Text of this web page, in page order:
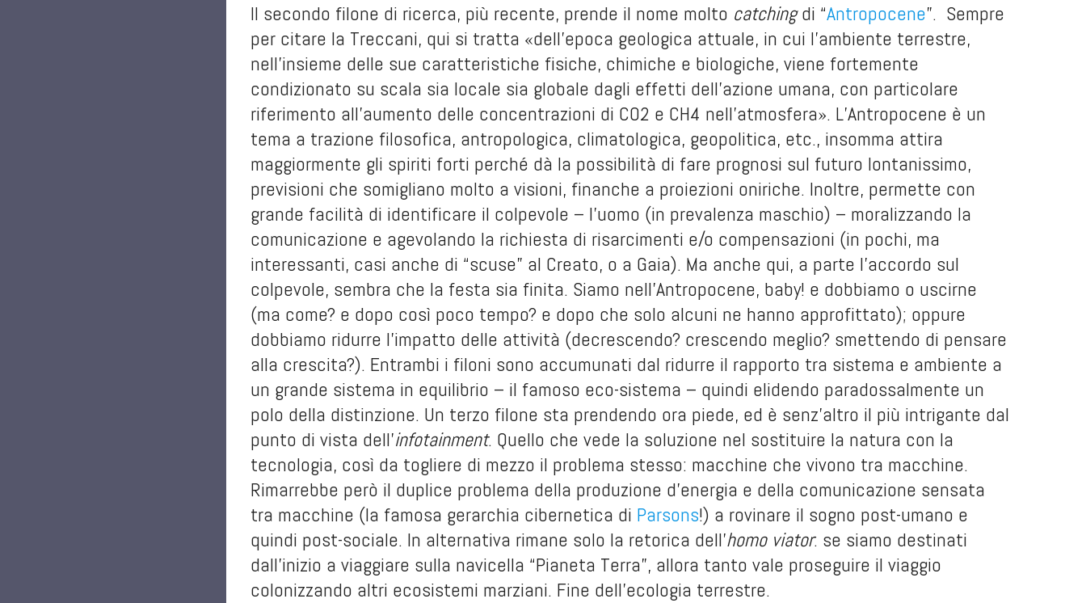
Il secondo filone di ricerca, più recente, prende il nome molto catchingdi “Antropocene”. Sempre
per citare la Treccani, qui si tratta «dell’epoca geologica attuale, in cui l’ambiente terrestre,
nell’insieme delle sue caratteristiche fisiche, chimiche e biologiche, viene fortemente
condizionato su scala sia locale sia globale dagli effetti dell’azione umana, con particolare
riferimento all’aumento delle concentrazioni di CO2 e CH4 nell’atmosfera». L’Antropocene è un
tema a trazione filosofica, antropologica, climatologica, geopolitica, etc., insomma attira
maggiormente gli spiriti forti perché dà la possibilità di fare prognosi sul futuro lontanissimo,
previsioni che somigliano molto a visioni, finanche a proiezioni oniriche. Inoltre, permette con
grande facilità di identificare il colpevole – l’uomo (in prevalenza maschio) – moralizzando la
comunicazione e agevolando la richiesta di risarcimenti e/o compensazioni (in pochi, ma
interessanti, casi anche di “scuse” al Creato, o a Gaia). Ma anche qui, a parte l’accordo sul
colpevole, sembra che la festa sia finita. Siamo nell’Antropocene, baby! e dobbiamo o uscirne
(ma come? e dopo così poco tempo? e dopo che solo alcuni ne hanno approfittato); oppure
dobbiamo ridurre l’impatto delle attività (decrescendo? crescendo meglio? smettendo di pensare
alla crescita?). Entrambi i filoni sono accumunati dal ridurre il rapporto tra sistema e ambiente a
un grande sistema in equilibrio – il famoso eco-sistema – quindi elidendo paradossalmente un
polo della distinzione. Un terzo filone sta prendendo ora piede, ed è senz’altro il più intrigante dal
punto di vista dell’infotainment. Quello che vede la soluzione nel sostituire la natura con la
tecnologia, così da togliere di mezzo il problema stesso: macchine che vivono tra macchine.
Rimarrebbe però il duplice problema della produzione d’energia e della comunicazione sensata
tra macchine (la famosa gerarchia cibernetica di Parsons!) a rovinare il sogno post-umano e
quindi post-sociale. In alternativa rimane solo la retorica dell’homo viator: se siamo destinati
dall’inizio a viaggiare sulla navicella “Pianeta Terra”, allora tanto vale proseguire il viaggio
colonizzando altri ecosistemi marziani. Fine dell’ecologia terrestre.